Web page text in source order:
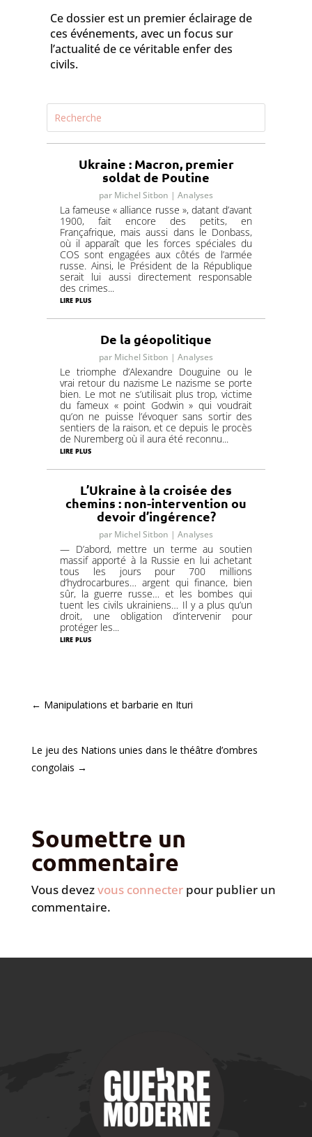
Ce dossier est un premier éclairage de
ces événements, avec un focus sur
l’actualité de ce véritable enfer des
civils.
Ukraine : Macron, premier
soldat de Poutine
par Michel Sitbon | Analyses
La fameuse « alliance russe », datant d’avant
1900, fait encore des petits, en
Françafrique, mais aussi dans le Donbass,
où il apparaît que les forces spéciales du
COS sont engagées aux côtés de l’armée
russe. Ainsi, le Président de la République
serait lui aussi directement responsable
des crimes...
lire plus
De la géopolitique
par Michel Sitbon | Analyses
Le triomphe d’Alexandre Douguine ou le
vrai retour du nazisme Le nazisme se porte
bien. Le mot ne s’utilisait plus trop, victime
du fameux « point Godwin » qui voudrait
qu’on ne puisse l’évoquer sans sortir des
sentiers de la raison, et ce depuis le procès
de Nuremberg où il aura été reconnu...
lire plus
L’Ukraine à la croisée des
chemins : non-intervention ou
devoir d’ingérence?
par Michel Sitbon | Analyses
— D’abord, mettre un terme au soutien
massif apporté à la Russie en lui achetant
tous les jours pour 700 millions
d’hydrocarbures… argent qui finance, bien
sûr, la guerre russe… et les bombes qui
tuent les civils ukrainiens… Il y a plus qu’un
droit, une obligation d’intervenir pour
protéger les...
lire plus
← Manipulations et barbarie en Ituri
Le jeu des Nations unies dans le théâtre d’ombres
congolais →
Soumettre un
commentaire
Vous devezvous connecterpour publier un
commentaire.